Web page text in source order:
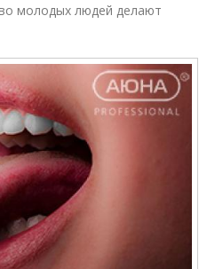
молодых людей делают